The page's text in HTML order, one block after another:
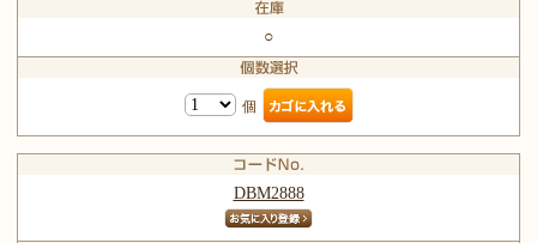
○
個
DBM2888